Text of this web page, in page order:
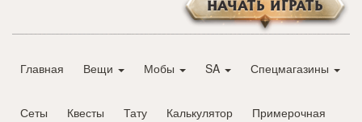
НАЧАТЬ ИГРАТЬ
Главная Вещи Мобы SA Спецмагазины
Сеты Квесты Тату Калькулятор Примерочная